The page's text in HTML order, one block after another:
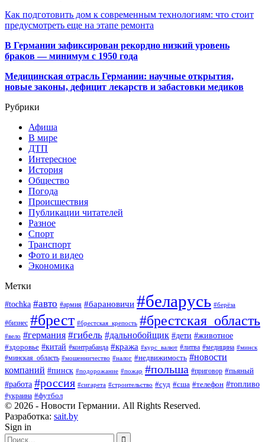
Как подготовить дом к современным технологиям: что стоит
предусмотреть еще на этапе ремонта
В Германии зафиксирован рекордно низкий уровень
браков — минимум с 1950 года
Медицинская отрасль Германии: научные открытия,
новые законы, дефицит лекарств и забастовки медиков
Рубрики
Афиша
В мире
ДТП
Интересное
История
Общество
Погода
Происшествия
Публикации читателей
Разное
Спорт
Транспорт
Фото и видео
Экономика
Метки
#tochka #авто #армия #барановичи #беларусь #берёза
#бизнес #брест #брестская_крепость #брестская_область
#вело #германия #гибель #дальнобойщик #дети #животное
#здоровье #китай #контрабанда #кража #курс_валют #литва #медицина #минск
#минская_область #мошенничество #налог #недвижимость #новости
компаний #пинск #подорожание #пожар #польша #приговор #пьяный
#работа #россия #сигарета #строительство #суд #сша #телефон #топливо
#украина #футбол
© 2026 - Новости Германии. All Rights Reserved.
Разработка: sait.by
Sign in